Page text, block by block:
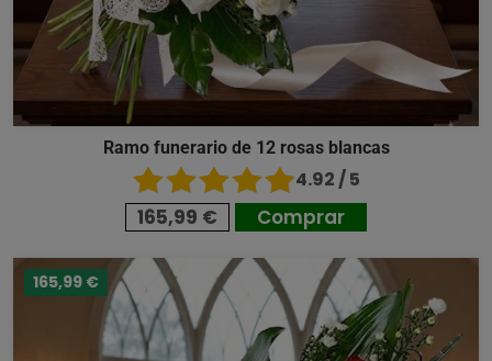
Ramo funerario de 12 rosas blancas
4.92 / 5
165,99 € Comprar
165,99 €